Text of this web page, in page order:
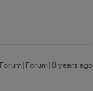
Forum|Forum|8 years ago